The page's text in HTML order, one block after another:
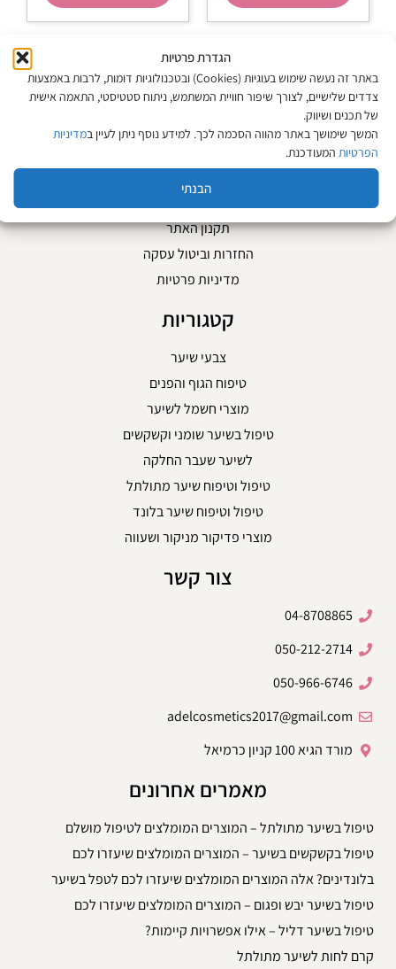
הגדרת פרטיות
באתר זה נעשה שימוש בעוגיות (Cookies) ובטכנולוגיות דומות, לרבות באמצעות
צדדים שלישיים, לצורך שיפור חוויית המשתמש, ניתוח סטטיסטי, התאמה אישית
של תכנים ושיווק.
המשך שימושך באתר מהווה הסכמה לכך. למידע נוסף ניתן לעיין במדיניות
הפרטיותהמעודכנת.
הבנתי
מפת האתר
תקנון האתר
החזרות וביטול עסקה
מדיניות פרטיות
קטגוריות
צבעי שיער
טיפוח הגוף והפנים
מוצרי חשמל לשיער
טיפול בשיער שומני וקשקשים
לשיער שעבר החלקה
טיפול וטיפוח שיער מתולתל
טיפול וטיפוח שיער בלונד
מוצרי פדיקור מניקור ושעווה
צור קשר
04-8708865
050-212-2714
050-966-6746
adelcosmetics2017@gmail.com
מורד הגיא 100 קניון כרמיאל
מאמרים אחרונים
טיפול בשיער מתולתל – המוצרים המומלצים לטיפול מושלם
טיפול בקשקשים בשיער – המוצרים המומלצים שיעזרו לכם
בלונדינים? אלה המוצרים המומלצים שיעזרו לכם לטפל בשיער
טיפול בשיער יבש ופגום – המוצרים המומלצים שיעזרו לכם
טיפול בשיער דליל – אילו אפשרויות קיימות?
קרם לחות לשיער מתולתל